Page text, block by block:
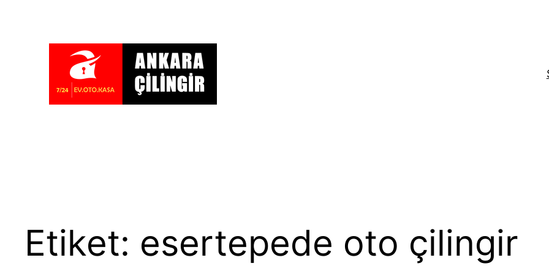
Etiket: esertepede oto çilingir